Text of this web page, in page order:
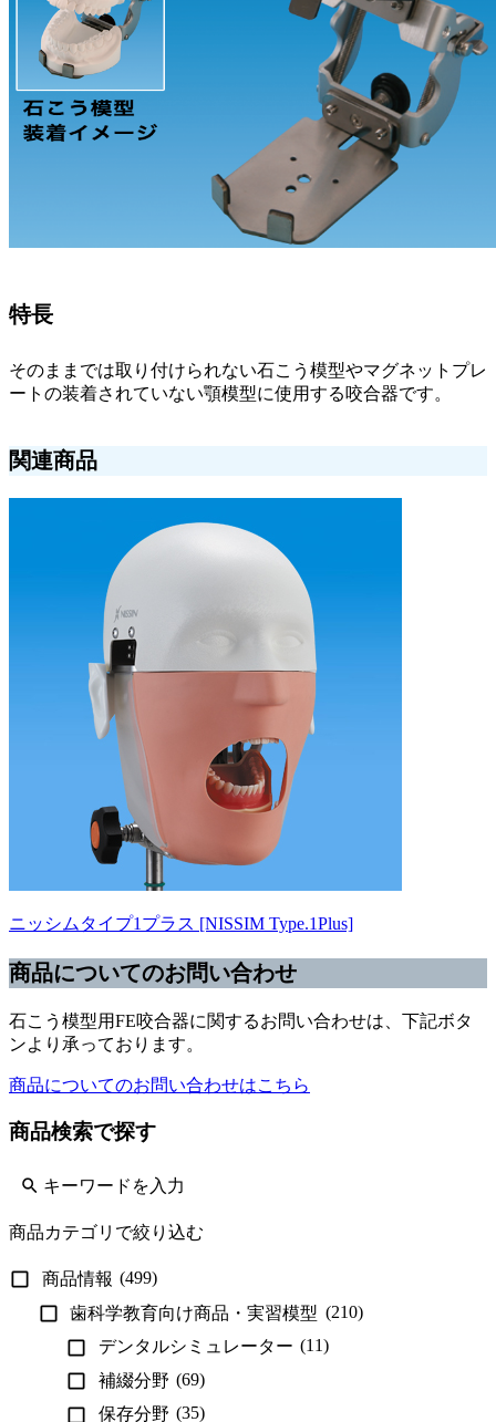
特長
そのままでは取り付けられない石こう模型やマグネットプレ
ートの装着されていない顎模型に使用する咬合器です。
関連商品
ニッシムタイプ1プラス [NISSIM Type.1Plus]
商品についてのお問い合わせ
石こう模型用FE咬合器に関するお問い合わせは、下記ボタ
ンより承っております。
商品についてのお問い合わせはこちら
商品検索で探す
商品カテゴリで絞り込む
商品情報 (499)
歯科学教育向け商品・実習模型 (210)
デンタルシミュレーター (11)
補綴分野 (69)
保存分野 (35)